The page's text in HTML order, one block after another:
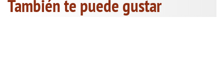
También te puede gustar